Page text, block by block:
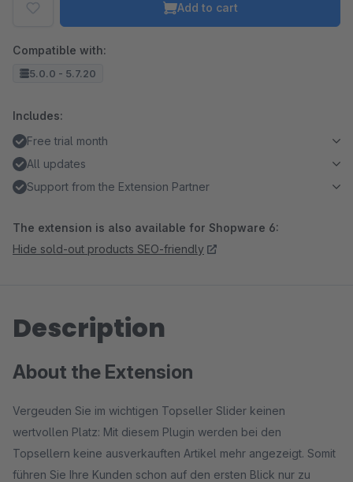
Add to cart
Compatible with:
5.0.0 - 5.7.20
Includes:
Free trial month
All updates
Support from the Extension Partner
The extension is also available for Shopware 6:
Hide sold-out products SEO-friendly
Description
About the Extension
Vergeuden Sie im wichtigen Topseller Slider keinen
wertvollen Platz: Mit diesem Plugin werden bei den
Topsellern keine ausverkauften Artikel mehr angezeigt. Somit
führen Sie Ihre Kunden schon auf den ersten Blick nur zu